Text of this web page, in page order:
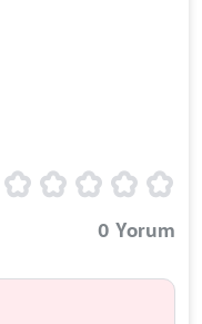
0 Yorum